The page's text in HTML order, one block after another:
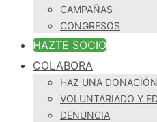
CAMPAÑAS
CONGRESOS
HAZTE SOCIO
COLABORA
HAZ UNA DONACIÓN
VOLUNTARIADO Y
DENUNCIA